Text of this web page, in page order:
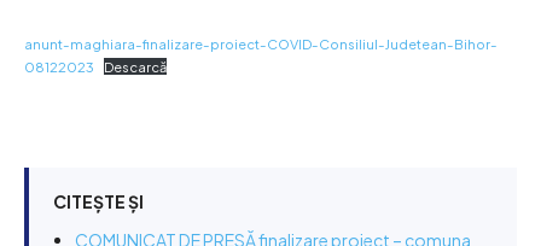
anunt-maghiara-finalizare-proiect-COVID-Consiliul-Judetean-Bihor-
08122023
Descarcă
CITEȘTE ȘI
COMUNICAT DE PRESĂ finalizare proiect – comuna